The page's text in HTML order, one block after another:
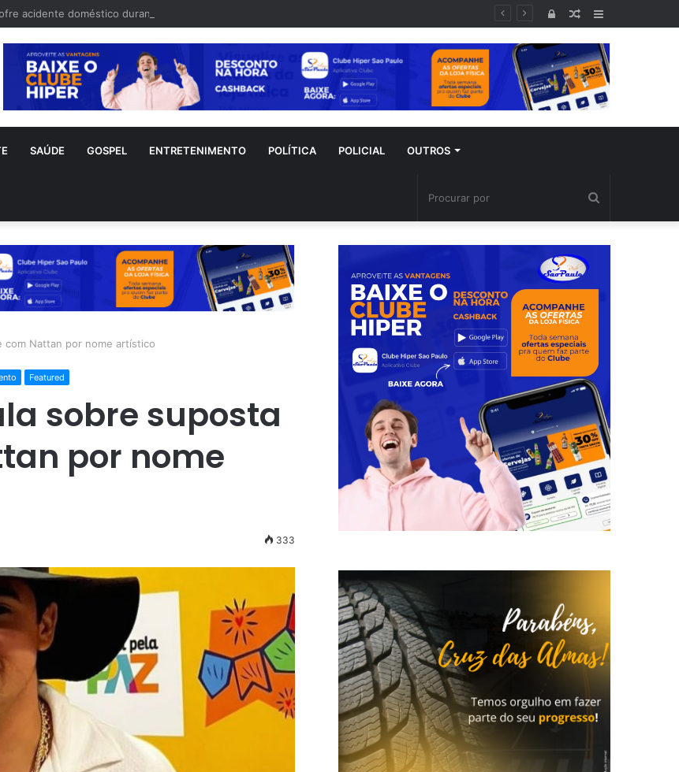
acidente doméstico durante tratamento de novo câncer
Lateral
Artigo
aleatório
Entrar
SAÚDE GOSPEL ENTRETENIMENTO POLÍTICA POLICIAL OUTROS
por
com Nattan por nome artístico
Featured
sobre suposta
por nome
333